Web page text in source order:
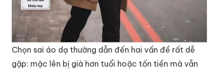
Chọn sai áo dạ thường dẫn đến hai vấn đề rất dễ
gặp: mặc lên bị già hơn tuổi hoặc tốn tiền mà vẫn